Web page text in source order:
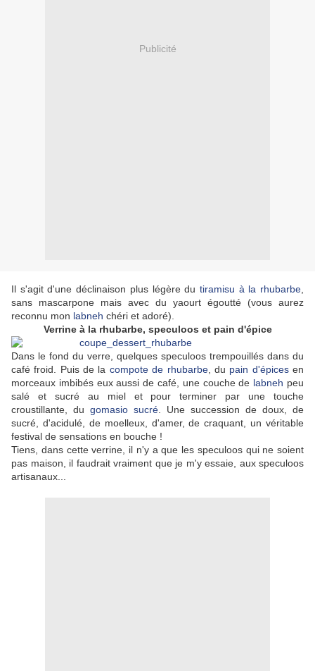
Publicité
Il s'agit d'une déclinaison plus légère du tiramisu à la rhubarbe
sans mascarpone mais avec du yaourt égoutté (vous aurez
reconnu mon labneh chéri et adoré).
Verrine à la rhubarbe, speculoos et pain d'épice
Dans le fond du verre, quelques speculoos trempouillés dans du
café froid. Puis de la compote de rhubarbe, du pain d'épicesen
morceaux imbibés eux aussi de café, une couche de labneh peu
salé et sucré au miel et pour terminer par une touche
croustillante, du gomasio sucré . Une succession de doux, de
sucré, d'acidulé, de moelleux, d'amer, de craquant, un véritable
festival de sensations en bouche !
Tiens, dans cette verrine, il n'y a que les speculoos qui ne soient
pas maison, il faudrait vraiment que je m'y essaie, aux speculoos
artisanaux...